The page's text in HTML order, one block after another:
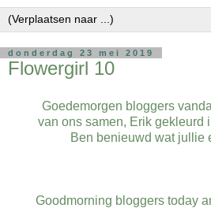
donderdag 23 mei 2019
Flowergirl 10
Goedemorgen bloggers
van ons samen, Erik gekleurd
Ben benieuwd wat jullie
Goodmorning bloggers today